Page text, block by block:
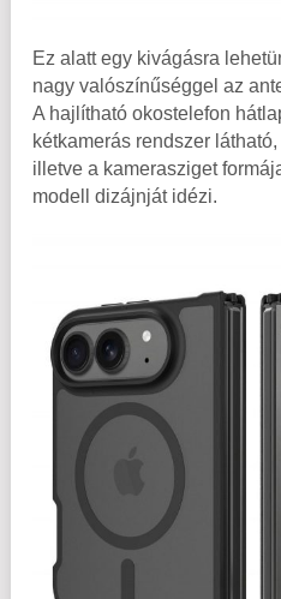
Ez alatt egy kivágásra
nagy valószínűséggel az
A hajlítható okostelefon
kétkamerás rendszer
illetve a kamerasziget
modell dizájnját idézi.